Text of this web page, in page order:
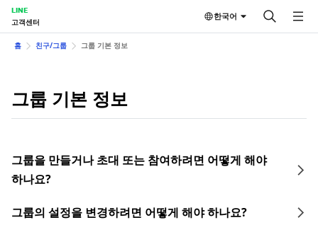
LINE
고객센터
한국어
홈 친구/그룹 그룹 기본 정보
그룹 기본 정보
그룹을 만들거나 초대 또는 참여하려면 어떻게 해야
하나요?
그룹의 설정을 변경하려면 어떻게 해야 하나요?